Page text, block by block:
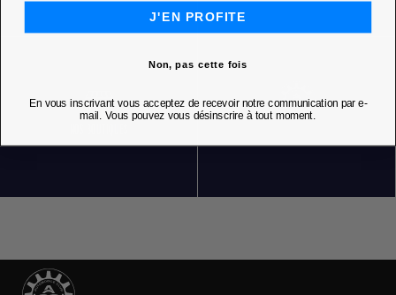
J'EN PROFITE
Non, pas cette fois
En vous inscrivant vous acceptez de recevoir notre communication par e-
mail. Vous pouvez vous désinscrire à tout moment.